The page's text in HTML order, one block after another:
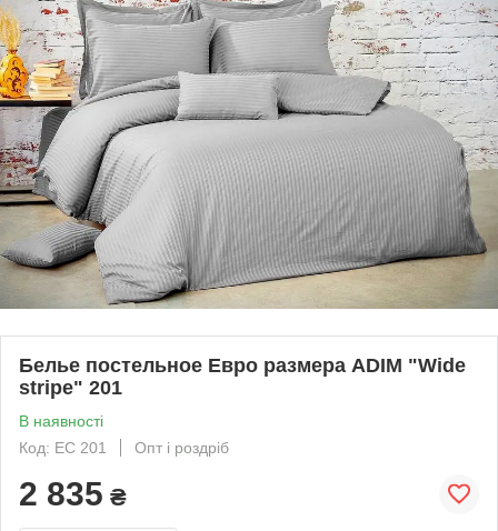
Белье постельное Евро размера ADIM "Wide
stripe" 201
В наявності
Код: ЕС 201
Опт і роздріб
2 835 ₴